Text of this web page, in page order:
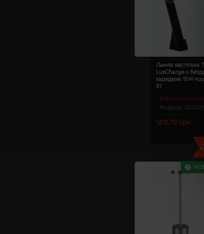
Кількість
Модель:
Лампа настільна
LuxCharge з
зарядкою 15W
01
1611.72 грн